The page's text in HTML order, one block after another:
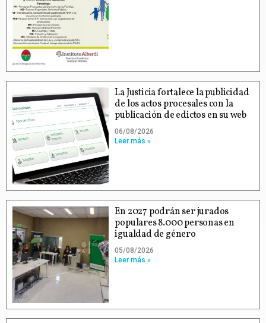
La Justicia fortalece la publicidad
de los actos procesales con la
publicación de edictos en su web
06/08/2026
Leer más »
En 2027 podrán ser jurados
populares 8.000 personas en
igualdad de género
05/08/2026
Leer más »